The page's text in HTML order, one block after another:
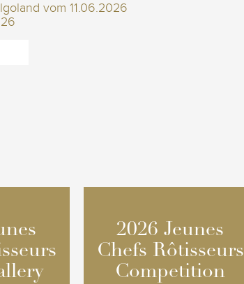
vom 11.06.2026
2026 Jeunes
Chefs Rôtisseurs
Competition
2026 Jeunes
Chefs Rôtisseurs
Competition